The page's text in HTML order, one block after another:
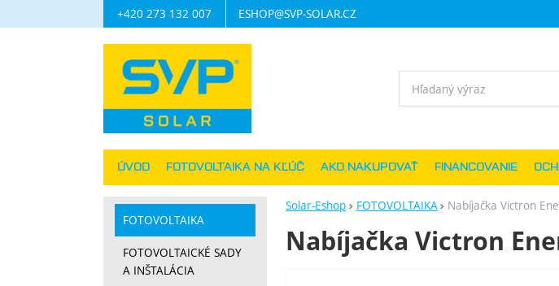
Solar-Eshop FOTOVOLTAIKA Nabíjačka Victron
Nabíjačka Victron
FOTOVOLTAIKA
FOTOVOLTAICKÉ SADY
A INŠTALÁCIA
Navigácia
+420 273 132 007 ESHOP@SVP-SOLAR.CZ
ÚVOD FOTOVOLTAIKA NA KĽÚČ AKO NAKUPOVAŤ FINANCOVANIE
Vyhľadávanie